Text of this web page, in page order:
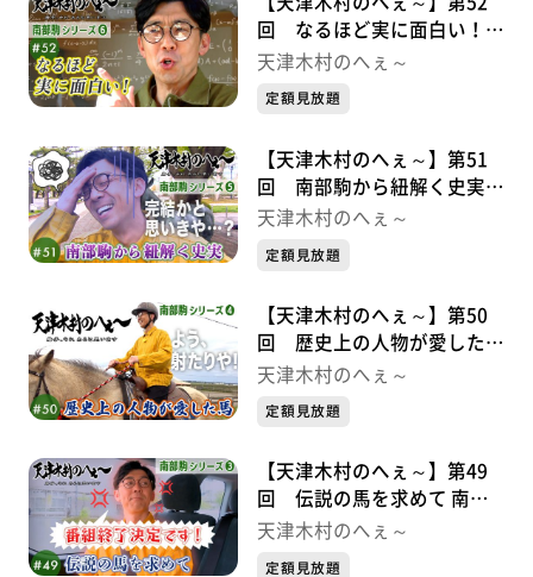
回 なるほど実に面白い！
南部駒シリーズ⑥
天津木村のへぇ～
定額見放題
【天津木村のへぇ～】第51
回 南部駒から紐解く史実
南部駒シリーズ⑤
天津木村のへぇ～
定額見放題
【天津木村のへぇ～】第50
回 歴史上の人物が愛した馬
南部駒シリーズ➃
天津木村のへぇ～
定額見放題
【天津木村のへぇ～】第49
回 伝説の馬を求めて 南部
駒シリーズ➂
天津木村のへぇ～
定額見放題